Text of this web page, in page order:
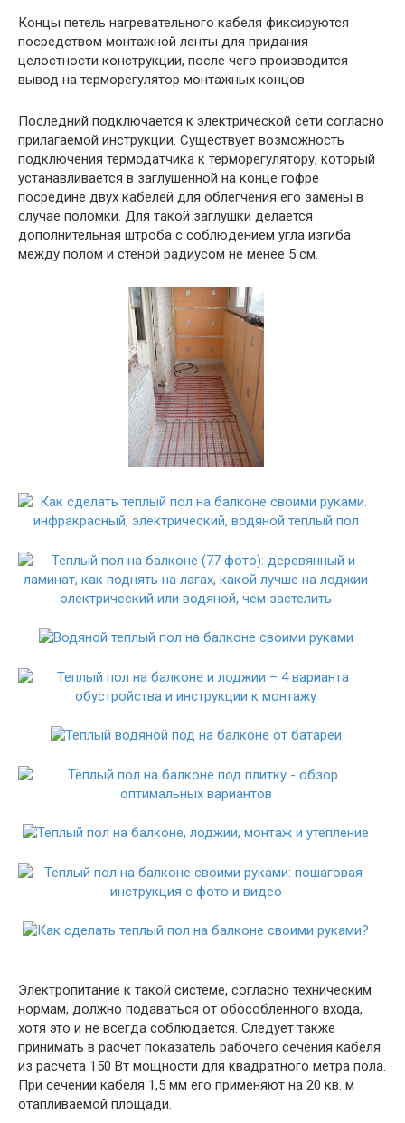
Концы петель нагревательного кабеля фиксируются
посредством монтажной ленты для придания
целостности конструкции, после чего производится
вывод на терморегулятор монтажных концов.
Последний подключается к электрической сети согласно
прилагаемой инструкции. Существует возможность
подключения термодатчика к терморегулятору, который
устанавливается в заглушенной на конце гофре
посредине двух кабелей для облегчения его замены в
случае поломки. Для такой заглушки делается
дополнительная штроба с соблюдением угла изгиба
между полом и стеной радиусом не менее 5 см.
Электропитание к такой системе, согласно техническим
нормам, должно подаваться от обособленного входа,
хотя это и не всегда соблюдается. Следует также
принимать в расчет показатель рабочего сечения кабеля
из расчета 150 Вт мощности для квадратного метра пола.
При сечении кабеля 1,5 мм его применяют на 20 кв. м
отапливаемой площади.